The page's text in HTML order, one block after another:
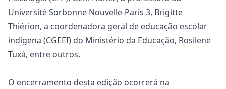
Université Sorbonne Nouvelle-Paris 3, Brigitte
Thiérion, a coordenadora geral de educação escolar
indígena (CGEEI) do Ministério da Educação, Rosilene
Tuxá, entre outros.
O encerramento desta edição ocorrerá na